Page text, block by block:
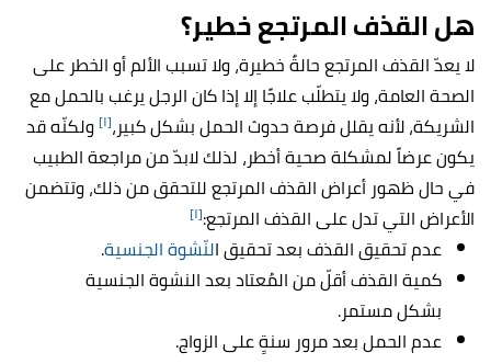
هل القذف المرتجع خطير؟
لا يعدّ القذف المرتجع حالةٌ خطيرة، ولا تسبب الألم أو الخطر على
الصحة العامة، ولا يتطلّب علاجًا إلا إذا كان الرجل يرغب بالحمل مع
الشريكة، لأنه يقلل فرصة حدوث الحمل بشكل كبير،[١] ولكنّه قد
يكون عرضاً لمشكلة صحية أخطر، لذلك لابدّ من مراجعة الطبيب
في حال ظهور أعراض القذف المرتجع للتحقق من ذلك، وتتضمن
الأعراض التي تدل على القذف المرتجع:[١]
عدم تحقيق القذف بعد تحقيق النّشوة الجنسية.
كمية القذف أقلّ من المُعتاد بعد النشوة الجنسية
بشكل مستمر.
عدم الحمل بعد مرور سنةٍ على الزواج.